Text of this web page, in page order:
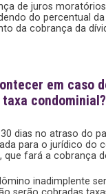
de juros
do percentual
da cobrança da
em caso
condominial?
dias no atraso do
para o jurídico do
que fará a cobrança
inadimplente